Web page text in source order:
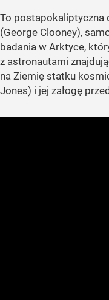
To postapokaliptyczna
(George Clooney),
badania w Arktyce,
z astronautami
na Ziemię statku
Jones) i jej załogę